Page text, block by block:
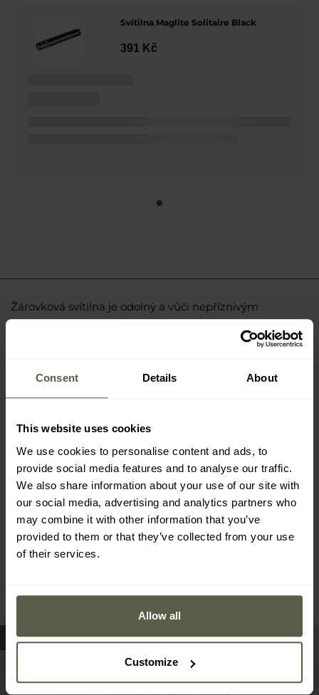
Consent Details About
This website uses cookies
We use cookies to personalise content and ads, to
provide social media features and to analyse our traffic.
We also share information about your use of our site with
our social media, advertising and analytics partners who
may combine it with other information that you’ve
provided to them or that they’ve collected from your use
of their services.
Allow all
Customize
Svítilna Maglite Solitaire Black
391 Kč
Žárovková svítilna je odolný a vůči nepříznivým
povětrnostním podmínkám odolný zdroj světla, který se
osvědčí v různých situacích. Takové svítilny poskytují
stabilní a jasný proud světla a navíc mnoho modelů je
žárovek, včetně kryptonových. Svítilny vybavené
kryptonovou technologií poskytují jasnější a
kde je vyžadován silný zdroj světla.
svítilen. Při výběru stojí za to věnovat pozornost
pokročilosti systému článků, který zajišťuje dlouhou
životnost baterie. Bez ohledu na to, zda hledáte svítilnu
pro každodenní použití, nouzové osvětlení nebo zdroj
světla pro outdoor, jistě najdete vhodný model v
nabídce MILITARY.
TIPY